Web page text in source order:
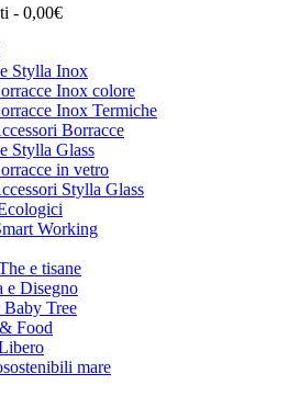
0,00€
Stylla Inox
Inox colore
Inox Termiche
Borracce
Stylla Glass
in vetro
Stylla Glass
Working
e tisane
e Disegno
Baby Tree
Food
mare